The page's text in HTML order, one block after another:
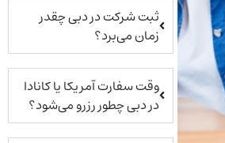
ثبت شرکت در دبی چقدر
زمان می‌برد؟
وقت سفارت آمریکا یا کانادا
در دبی چطور رزرو می‌شود؟